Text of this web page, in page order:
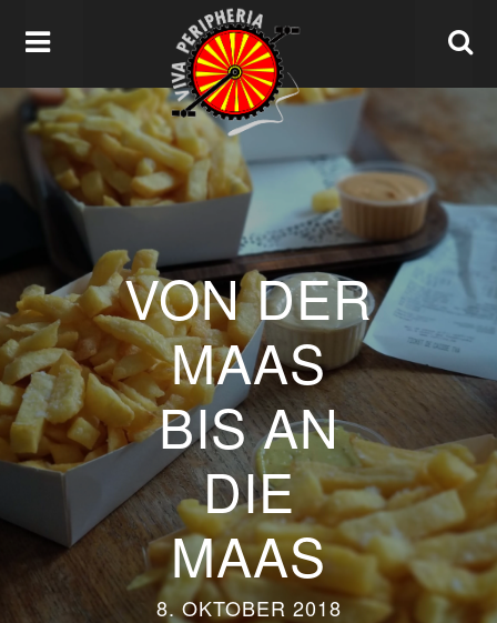
VON DER
MAAS
BIS AN
DIE
MAAS
8. OKTOBER 2018